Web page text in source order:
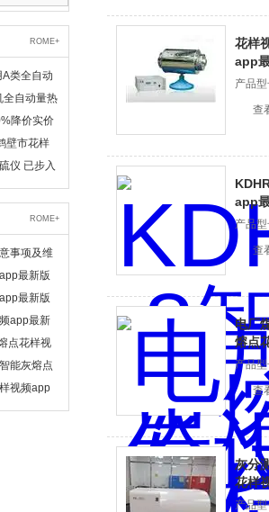
ROME+
类全自动
全自动量热
降价实价
壁市花样
仪 已步入
ROME+
事项及维
最新版
最新版
体两部分
app最新
点花样视
点高好还
能灰熔点
载
视频app
花样
app
产品型
查
app
产品型
查
电厂
熔点
产品型号
查
灰分
花样
产品型